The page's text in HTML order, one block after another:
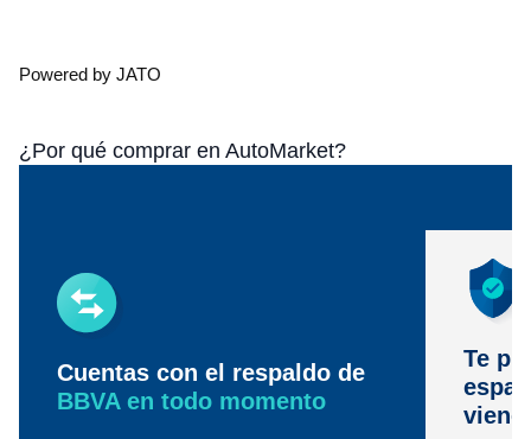
Powered by JATO
¿Por qué comprar en AutoMarket?
Cuentas con el respaldo de
BBVA en todo momento
Te